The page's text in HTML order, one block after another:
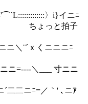
〉i}イニﾆ
ちょっと拍子
¨´ｘくニニニﾆ
＼___ 寸ニニ
ﾆ=／｀' ､ニｱ